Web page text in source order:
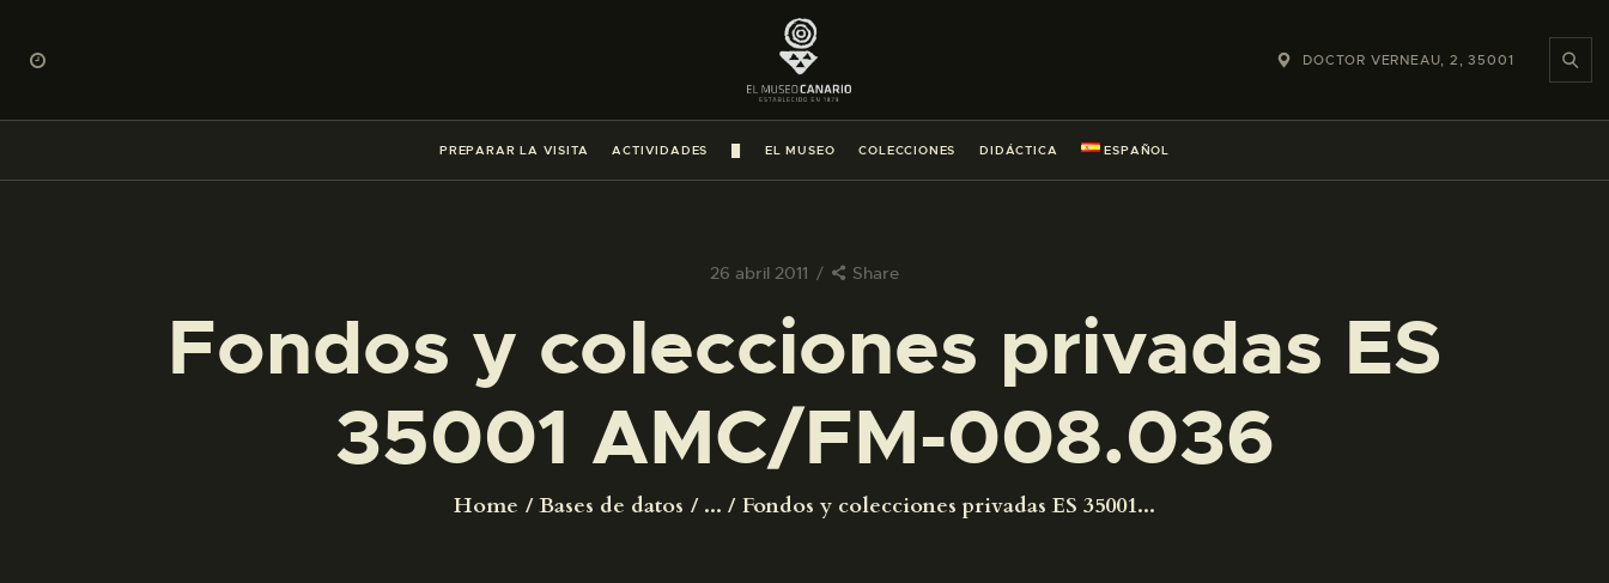
DOCTOR VERNEAU, 2, 35001
PREPARAR LA VISITA ACTIVIDADES EL MUSEO COLECCIONES DIDÁCTICA ESPAÑOL
26 abril 2011 Share
Fondos y colecciones privadas ES
35001 AMC/FM-008.036
Home Bases de datos ... Fondos y colecciones privadas ES 35001...
PREPARAR LA VISITA
ACTIVIDADES
█
COLECCIONES
DIDÁCTICA
ESPAÑOL